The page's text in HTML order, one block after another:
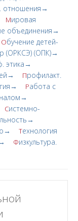
отношения→
Мировая
объединения→
Обучение детей-
(ОРКСЭ) (ОПК)→
этика→
Профилакт.
Работа с
Системно-
Технология
Физкультура.